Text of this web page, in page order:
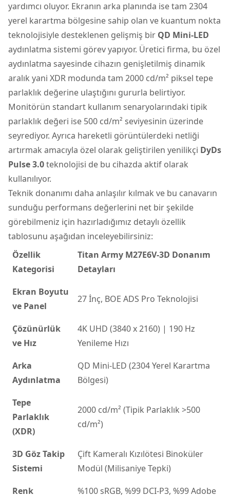
yardımcı oluyor. Ekranın arka planında ise tam 2304
yerel karartma bölgesine sahip olan ve kuantum nokta
teknolojisiyle desteklenen gelişmiş bir QD Mini-LED
aydınlatma sistemi görev yapıyor. Üretici firma, bu özel
aydınlatma sayesinde cihazın genişletilmiş dinamik
aralık yani XDR modunda tam 2000 cd/m² piksel tepe
parlaklık değerine ulaştığını gururla belirtiyor.
Monitörün standart kullanım senaryolarındaki tipik
parlaklık değeri ise 500 cd/m² seviyesinin üzerinde
seyrediyor. Ayrıca hareketli görüntülerdeki netliği
artırmak amacıyla özel olarak geliştirilen yenilikçi DyDs
Pulse 3.0teknolojisi de bu cihazda aktif olarak
kullanılıyor.
Teknik donanımı daha anlaşılır kılmak ve bu canavarın
sunduğu performans değerlerini net bir şekilde
görebilmeniz için hazırladığımız detaylı özellik
tablosunu aşağıdan inceleyebilirsiniz:
Özellik
Kategorisi
Titan Army M27E6V-3D Donanım
Detayları
Ekran Boyutu
ve Panel
27 İnç, BOE ADS Pro Teknolojisi
Çözünürlük
ve Hız
4K UHD (3840 x 2160) | 190 Hz
Yenileme Hızı
Arka
Aydınlatma
QD Mini-LED (2304 Yerel Karartma
Bölgesi)
Tepe
Parlaklık
(XDR)
2000 cd/m² (Tipik Parlaklık >500
cd/m²)
3D Göz Takip
Sistemi
Çift Kameralı Kızılötesi Binoküler
Modül (Milisaniye Tepki)
Renk
%100 sRGB, %99 DCI-P3, %99 Adobe